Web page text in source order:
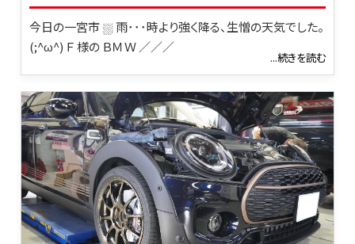
今日の一宮市 ⛆ 雨･･･時より強く降る、生憎の天気でした。
(;^ω^) Ｆ 様の ＢＭＷ ／／／
...続きを読む